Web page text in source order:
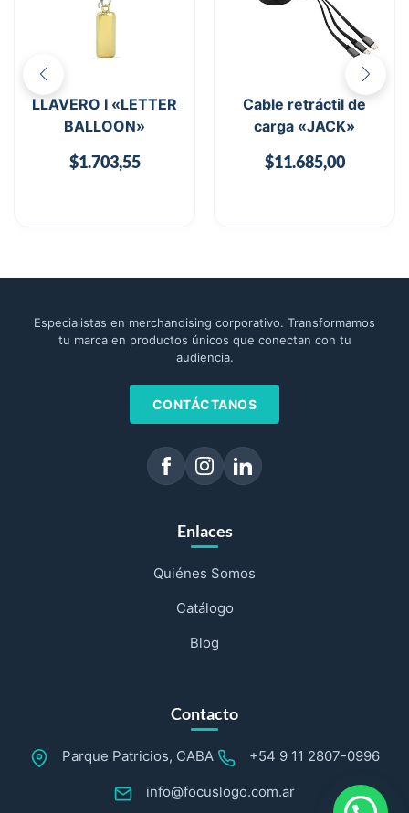
LLAVERO I «LETTER
BALLOON»
$1.703,55
Cable retráctil de
carga «JACK»
$11.685,00
Especialistas en merchandising corporativo. Transformamos
tu marca en productos únicos que conectan con tu
audiencia.
CONTÁCTANOS
Enlaces
Quiénes Somos
Catálogo
Blog
Contacto
Parque Patricios, CABA +54 9 11 2807-0996
info@focuslogo.com.ar